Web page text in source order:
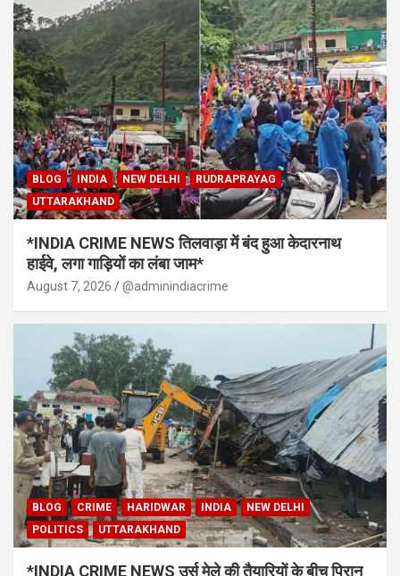
BLOG INDIA NEW DELHI
RUDRAPRAYAG
UTTARAKHAND
*INDIA CRIME NEWS तिलवाड़ा में बंद हुआ केदारनाथ
हाईवे, लगा गाड़ियों का लंबा जाम*
August 7, 2026 @adminindiacrime
BLOG CRIME HARIDWAR INDIA
NEW DELHI
POLITICS
UTTARAKHAND
*INDIA CRIME NEWS उर्स मेले की तैयारियों के बीच पिरान